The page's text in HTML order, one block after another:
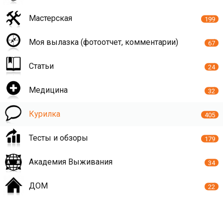
Мастерская 199
Моя вылазка (фотоотчет, комментарии) 67
Статьи 24
Медицина 32
Курилка 405
Тесты и обзоры 179
Академия Выживания 34
ДОМ 22